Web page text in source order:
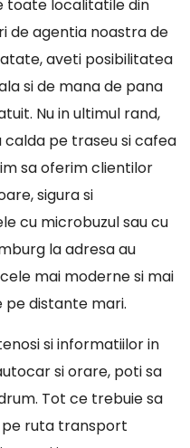
toate localitatile din
de agentia noastra de
aveti posibilitatea
si de mana de pana
Nu in ultimul rand,
pe traseu si cafea
sa oferim clientilor
sigura si
cu microbuzul sau cu
la adresa au
mai moderne si mai
pe distante mari.
si informatiilor in
si orare, poti sa
Tot ce trebuie sa
pe ruta transport